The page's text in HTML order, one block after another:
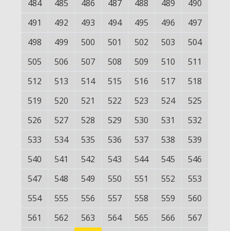
484 485 486 487 488 489
490
491
492 493 494 495 496
497
498
499 500 501 502 503
504
505
506 507 508 509 510
511
512
513 514 515 516 517
518
519
520 521 522 523 524
525
526
527 528 529 530 531
532
533
534 535 536 537 538
539
540
541 542 543 544 545
546
547
548 549 550 551 552
553
554
555 556 557 558 559
560
561
562 563 564 565 566
567